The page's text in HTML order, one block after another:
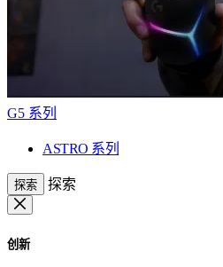
G5 系列
ASTRO 系列
探索 探索
创新